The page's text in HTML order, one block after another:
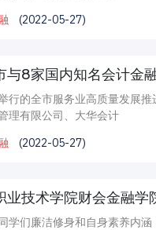
(2022-05-27)
与8家国内知名会计金
行的全市服务业高质量发展
理有限公司、大华会计
(2022-05-27)
业技术学院财会金融学
学们廉洁修身和自身素养内